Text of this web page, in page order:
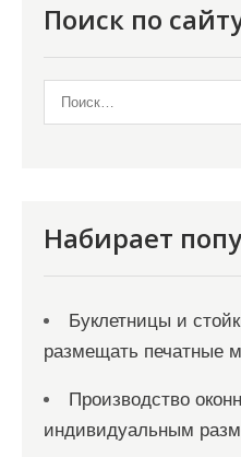
Поиск по
Набирает
Буклетницы и
размещать печатные
Производство
индивидуальным